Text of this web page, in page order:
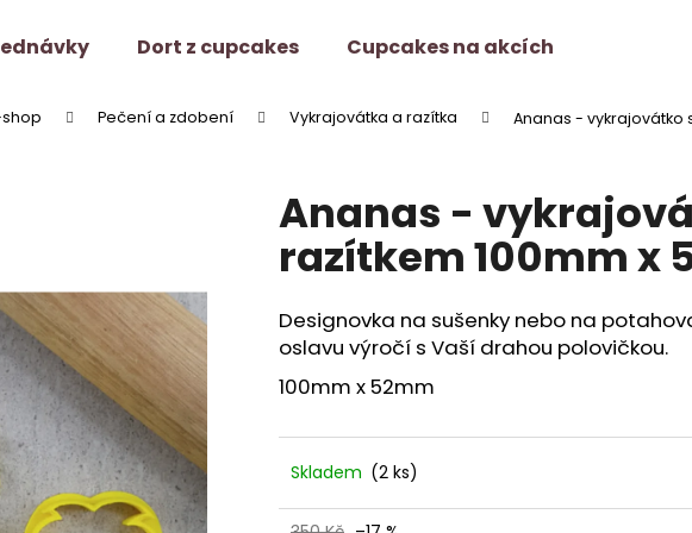
Dort z cupcakes Cupcakes na akcích
shop Pečení a zdobení Vykrajovátka a razítka Ananas - vykrajovátko
Ananas -
razítkem 100mm x
Designovka na sušenky nebo na
oslavu výročí s Vaší drahou polovičkou.
100mm x 52mm
Skladem (2 ks)
Co potřebujete najít?
HLEDAT
Doporučujeme